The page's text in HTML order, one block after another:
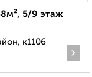
5/9 этаж
к1106
›